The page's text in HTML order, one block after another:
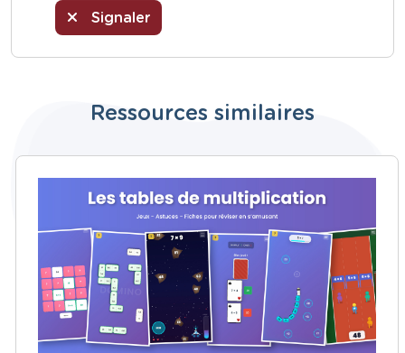
Signaler
Ressources similaires